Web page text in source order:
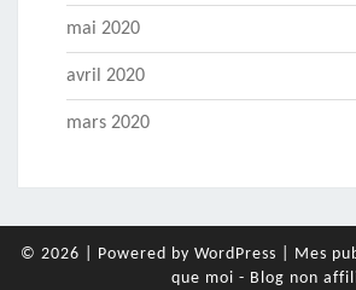
mai 2020
avril 2020
mars 2020
© 2026 Powered by WordPress
Mes
que moi - Blog non